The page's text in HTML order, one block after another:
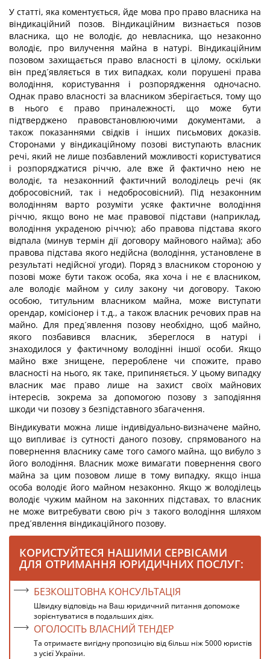
У статті, яка коментується, йде мова про право власника на
віндикаційний позов. Віндикаційним визнається позов
власника, що не володіє, до невласника, що незаконно
володіє, про вилучення майна в натурі. Віндикаційним
позовом захищається право власності в цілому, оскільки
він пред´являється в тих випадках, коли порушені права
володіння, користування і розпорядження одночасно.
Однак право власності за власником зберігається, тому що
в нього є право приналежності, що може бути
підтверджено правовстановлюючими документами, а
також показаннями свідків і інших письмових доказів.
Сторонами у віндикаційному позові виступають власник
речі, який не лише позбавлений можливості користуватися
і розпоряджатися річчю, але вже й фактично нею не
володіє, та незаконний фактичний володілець речі (як
добросовісний, так і недобросовісний). Під незаконним
володінням варто розуміти усяке фактичне володіння
річчю, якщо воно не має правової підстави (наприклад,
володіння украденою річчю); або правова підстава якого
відпала (минув термін дії договору майнового найма); або
правова підстава якого недійсна (володіння, установлене в
результаті недійсної угоди). Поряд з власником стороною у
позові може бути також особа, яка хоча і не є власником,
але володіє майном у силу закону чи договору. Такою
особою, титульним власником майна, може виступати
орендар, комісіонер і т.д., а також власник речових прав на
майно. Для пред´явлення позову необхідно, щоб майно,
якого позбавився власник, збереглося в натурі і
знаходилося у фактичному володінні іншої особи. Якщо
майно вже знищене, перероблене чи спожите, право
власності на нього, як таке, припиняється. У цьому випадку
власник має право лише на захист своїх майнових
інтересів, зокрема за допомогою позову з заподіяння
шкоди чи позову з безпідставного збагачення.
Віндикувати можна лише індивідуально-визначене майно,
що випливає із сутності даного позову, спрямованого на
повернення власнику саме того самого майна, що вибуло з
його володіння. Власник може вимагати повернення свого
майна за цим позовом лише в тому випадку, якщо інша
особа володіє його майном незаконно. Якщо ж володілець
володіє чужим майном на законних підставах, то власник
не може витребувати свою річ з такого володіння шляхом
пред´явлення віндикаційного позову.
КОРИСТУЙТЕСЯ НАШИМИ СЕРВІСАМИ
ДЛЯ ОТРИМАННЯ ЮРИДИЧНИХ ПОСЛУГ:
БЕЗКОШТОВНА КОНСУЛЬТАЦІЯ
Швидку відповідь на Ваш юридичний питання допоможе
зорієнтуватися в подальших діях.
ОГОЛОСІТЬ ВЛАСНИЙ ТЕНДЕР
Та отримаєте вигідну пропозицію від більш ніж 5000 юристів
з усієї України.